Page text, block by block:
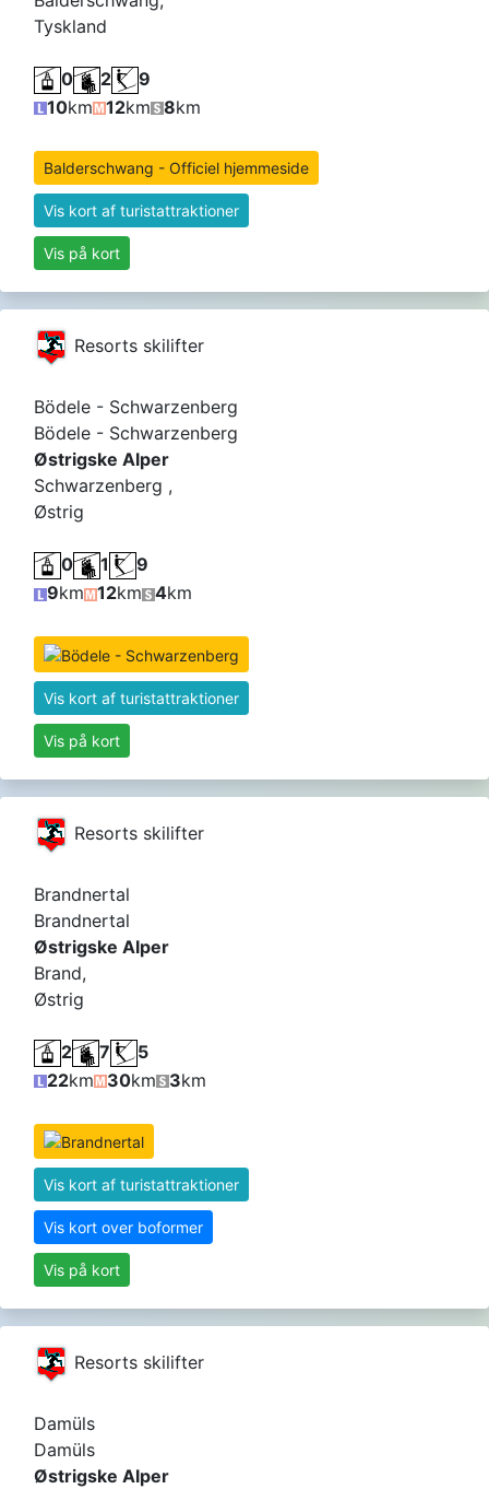
Tyskland
0 2
9
10km 12km 8km
Balderschwang - Officiel hjemmeside
Vis kort af turistattraktioner
Vis på kort
Resorts skilifter
Bödele - Schwarzenberg
Bödele - Schwarzenberg
Østrigske Alper
Schwarzenberg ,
Østrig
0 1
9
9km 12km 4km
Vis kort af turistattraktioner
Vis på kort
Resorts skilifter
Brandnertal
Brandnertal
Østrigske Alper
Brand,
Østrig
2 7
5
22km 30km 3km
Vis kort af turistattraktioner
Vis kort over boformer
Vis på kort
Resorts skilifter
Damüls
Damüls
Østrigske Alper